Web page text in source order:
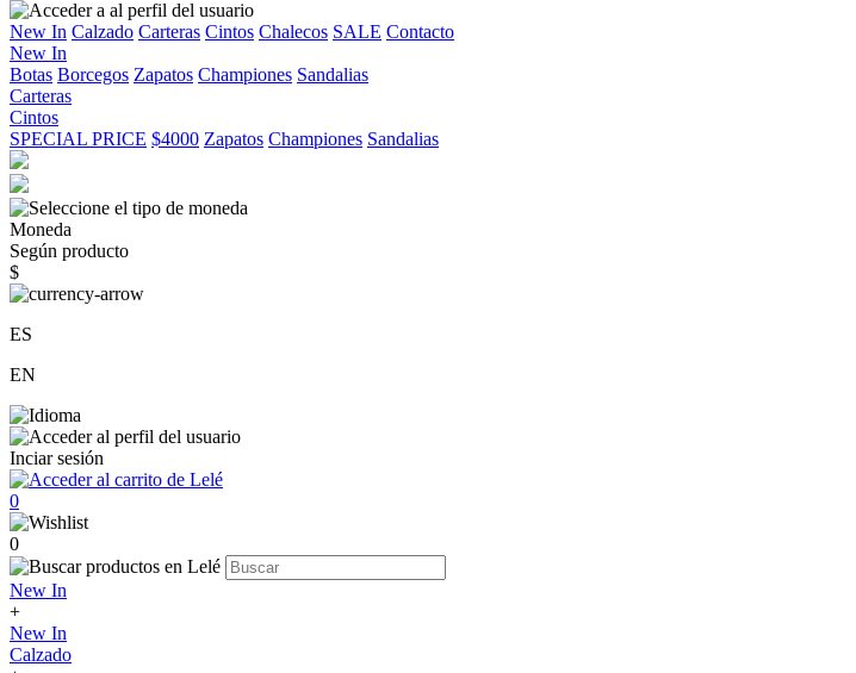
New In Calzado Carteras Cintos Chalecos SALE Contacto
New In
Botas Borcegos Zapatos Championes Sandalias
Carteras
Cintos
SPECIAL PRICE $4000 Zapatos Championes Sandalias
Moneda
Según producto
$
ES
EN
Inciar sesión
0
0
New In
+
New In
Calzado